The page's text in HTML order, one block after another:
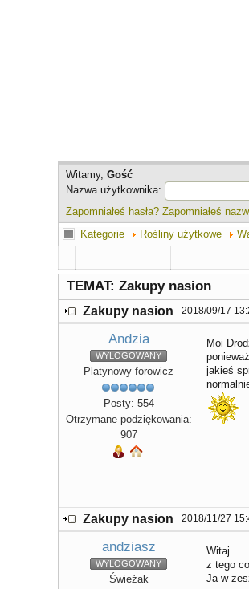
Witamy,Gość
Nazwa użytkownika:
Zapomniałeś hasła? Zapomniałeś
Kategorie
Rośliny użytkowe
TEMAT: Zakupy nasion
Zakupy nasion 2018/09/17
Andzia
WYLOGOWANY
Platynowy forowicz
Posty: 554
Otrzymane podziękowania:
907
Moi
jakieś
Zakupy nasion 2018/11/27
andziasz
WYLOGOWANY
Świeżak
Witaj
z tego
Ja w